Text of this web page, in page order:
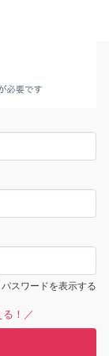
パスワードを表示する
！／